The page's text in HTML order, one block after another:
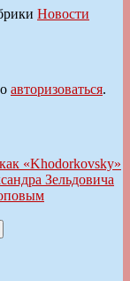
Новости
авторизоваться.
«Khodorkovsky»
Зельдовича